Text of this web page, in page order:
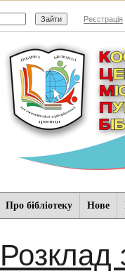
Реєстрація
Про бібліотеку Нове
Розклад